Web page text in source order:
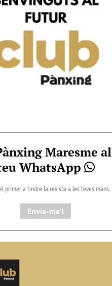
Maresme al
WhatsApp
primer a tindre la revista a les teves mans.
Envia-me'l